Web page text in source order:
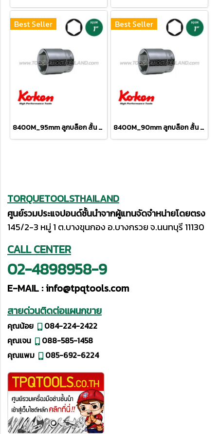
Best Seller
8400M_95mm ลูกบล็อก สั้น 6P (SQ.DR 1") Hand Sockets
Best Seller
8400M_90mm ลูกบล็อก สั้น 6P (SQ.DR 1") Hand Sockets
TORQUETOOLSTHAILAND
ศูนย์รวมประแจปอนด์ชั้นนำจากผู้แทนจัดจำหน่ายโดยตรง
145/2-3 หมู่ 1 ต.บางขุนกอง อ.บางกรวย จ.นนทบุรี 11130
CALL CENTER
02-4898958-9
E-MAIL :info@tpqtools.com
สายด่วนติดต่อแผนกขาย
คุณน้อย
084-224-2422
คุณเจน
088-585-1458
คุณแพม
085-692-6224